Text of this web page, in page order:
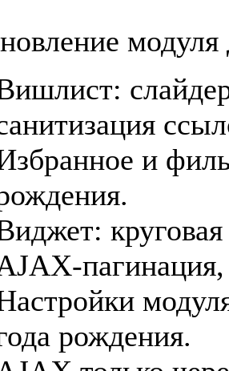
модуля
и
рождения.